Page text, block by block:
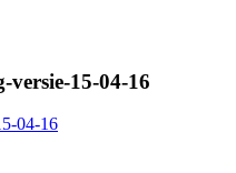
15-04-16
04-16